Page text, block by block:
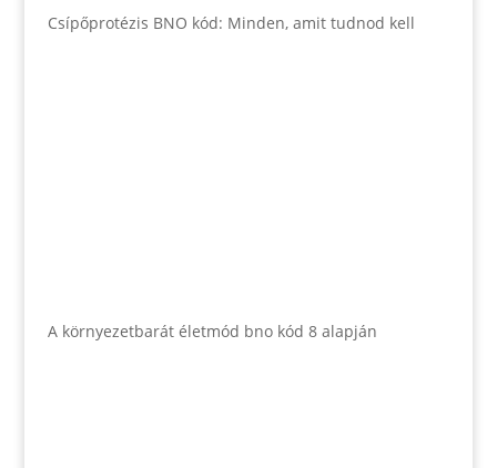
Csípőprotézis BNO kód: Minden, amit tudnod kell
A környezetbarát életmód bno kód 8 alapján